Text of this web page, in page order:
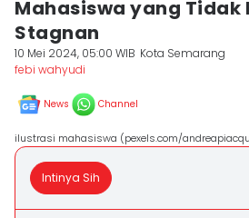
Mahasiswa yang Tidak
Stagnan
10 Mei 2024, 05:00 WIB Kota Semarang
febi wahyudi
News Channel
ilustrasi mahasiswa (pexels.com/
Intinya Sih